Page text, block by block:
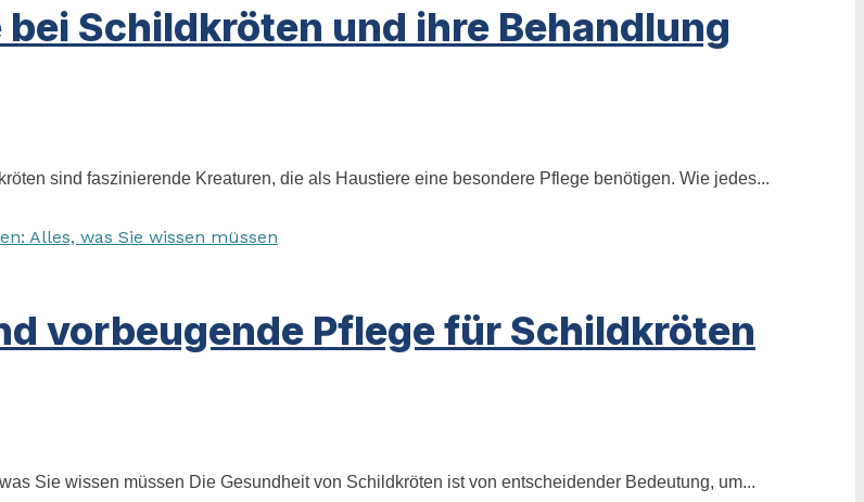
Schildkröten und ihre Behandlung
sind faszinierende Kreaturen, die als Haustiere eine besondere Pflege benötigen. Wie jedes...
vorbeugende Pflege für Schildkröten
Sie wissen müssen Die Gesundheit von Schildkröten ist von entscheidender Bedeutung, um...